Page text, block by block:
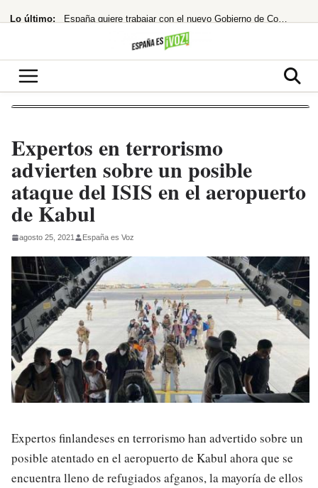
al Lo último: España quiere trabajar con el nuevo Gobierno de Colombia
¿cuándo te costará un ojo de la cara?
hace 33 años rechazó un taquillazo que hizo historia
Expertos en terrorismo
advierten sobre un posible
ataque del ISIS en el aeropuerto
de Kabul
agosto 25, 2021 España es Voz
Expertos finlandeses en terrorismo han advertido sobre un
posible atentado en el aeropuerto de Kabul ahora que se
encuentra lleno de refugiados afganos, la mayoría de ellos